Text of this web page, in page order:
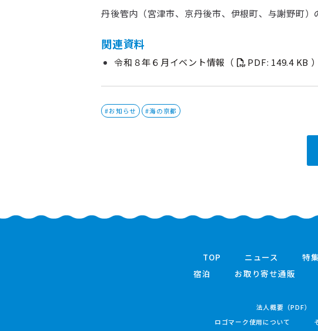
丹後管内（宮津市、京丹後市、伊根町、与謝野町
関連資料
令和８年６月イベント情報（ PDF: 149.4 KB ）
#お知らせ #海の京都
TOP ニュース 特集
宿泊
お取り寄せ通販
法人概要（PDF）
ロゴマーク使用について